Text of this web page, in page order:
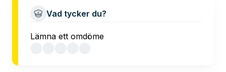
Vad tycker du?
Lämna ett omdöme